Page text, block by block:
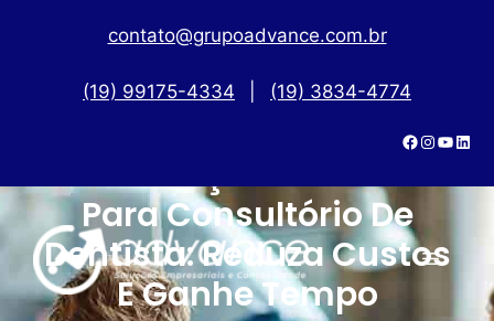
contato@grupoadvance.com.br
(19) 99175-4334 (19) 3834-4774
Terceirização Financeira
Para Consultório De
Dentista: Reduza Custos
E Ganhe Tempo